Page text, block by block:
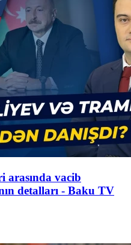
arasında vacib
detalları - Baku TV